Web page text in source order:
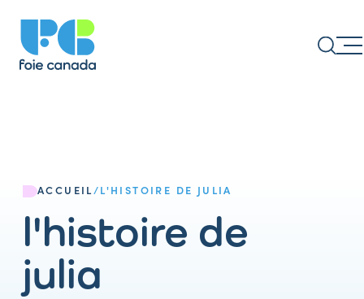
ACCUEIL /L'HISTOIRE DE JULIA
l'histoire de
julia